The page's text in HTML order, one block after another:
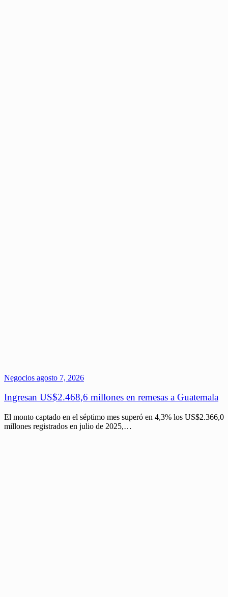
Negocios agosto 7, 2026
Ingresan US$2.468,6 millones en remesas a Guatemala
El monto captado en el séptimo mes superó en 4,3% los US$2.366,0
millones registrados en julio de 2025,…